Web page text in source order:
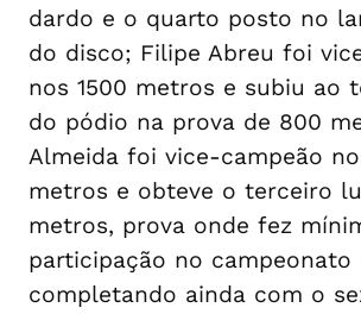
dardo e o quarto posto no
do disco; Filipe Abreu foi
nos 1500 metros e subiu ao
do pódio na prova de 800
Almeida foi vice-campeão
metros e obteve o terceiro
metros, prova onde fez
participação no campeonato
completando ainda com o